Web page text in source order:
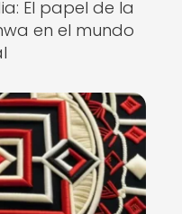
El papel de la
en el mundo